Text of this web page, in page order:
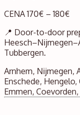
CENA 170€ – 180€
📍 Door-to-door
Tubbergen.
Arnhem, Nijmegen,
Enschede,
Emmen,